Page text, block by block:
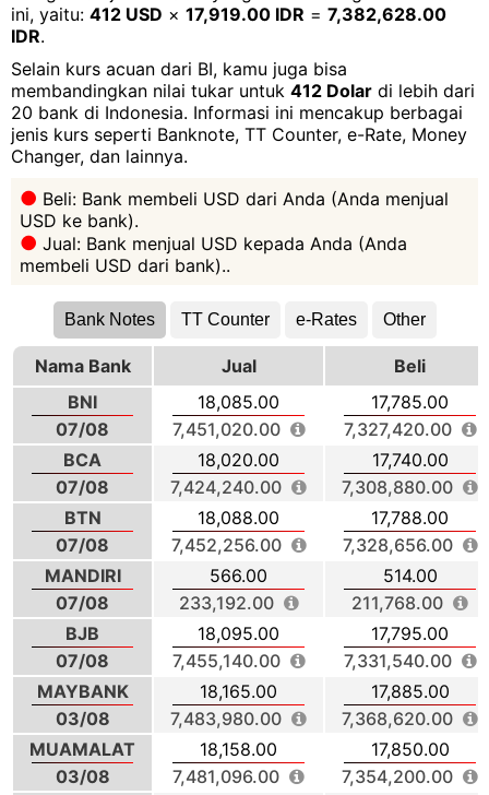
ini, yaitu: 412 USD × 17,919.00 IDR = 7,382,628.00
IDR.
Selain kurs acuan dari BI, kamu juga bisa
membandingkan nilai tukar untuk 412 Dolar di lebih dari
20 bank di Indonesia. Informasi ini mencakup berbagai
jenis kurs seperti Banknote, TT Counter, e-Rate, Money
Changer, dan lainnya.
Beli: Bank membeli USD dari Anda (Anda menjual
USD ke bank).
Jual: Bank menjual USD kepada Anda (Anda
membeli USD dari bank)..
Bank Notes TT Counter e-Rates Other
Nama Bank Jual
Beli
BNI
07/08
18,085.00
7,451,020.00
17,785.00
7,327,420.00
BCA
07/08
18,020.00
7,424,240.00
17,740.00
7,308,880.00
BTN
07/08
18,088.00
7,452,256.00
17,788.00
7,328,656.00
MANDIRI
07/08
566.00
233,192.00
514.00
211,768.00
BJB
07/08
18,095.00
7,455,140.00
17,795.00
7,331,540.00
MAYBANK
03/08
18,165.00
7,483,980.00
17,885.00
7,368,620.00
MUAMALAT
03/08
18,158.00
7,481,096.00
17,850.00
7,354,200.00